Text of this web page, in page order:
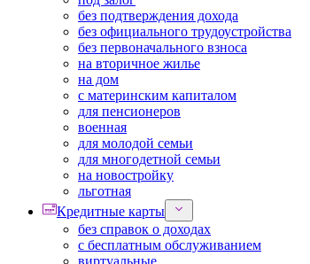
без подтверждения дохода
без официального трудоустройства
без первоначального взноса
на вторичное жилье
на дом
с материнским капиталом
для пенсионеров
военная
для молодой семьи
для многодетной семьи
на новостройку
льготная
Кредитные карты
без справок о доходах
с бесплатным обслуживанием
виртуальные